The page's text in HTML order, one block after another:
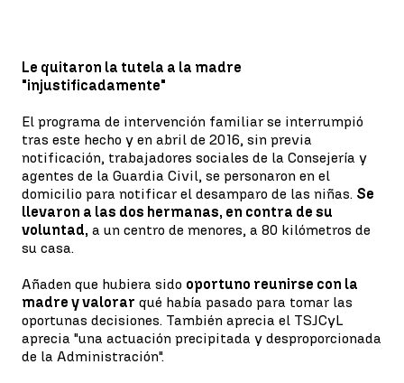
Le quitaron la tutela a la madre
"injustificadamente"
El programa de intervención familiar se interrumpió
tras este hecho y en abril de 2016, sin previa
notificación, trabajadores sociales de la Consejería y
agentes de la Guardia Civil, se personaron en el
domicilio para notificar el desamparo de las niñas. Se
llevaron a las dos hermanas, en contra de su
voluntad, a un centro de menores, a 80 kilómetros de
su casa.
Añaden que hubiera sido oportuno reunirse con la
madre y valorar qué había pasado para tomar las
oportunas decisiones. También aprecia el TSJCyL
aprecia "una actuación precipitada y desproporcionada
de la Administración".